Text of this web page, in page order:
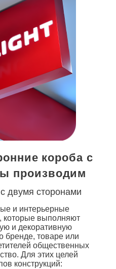
короба с
производим
двумя сторонами
и интерьерные
которые выполняют
и декоративную
товаре или
общественных
Для этих целей
конструкций: